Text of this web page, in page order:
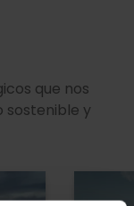
que nos
sostenible y